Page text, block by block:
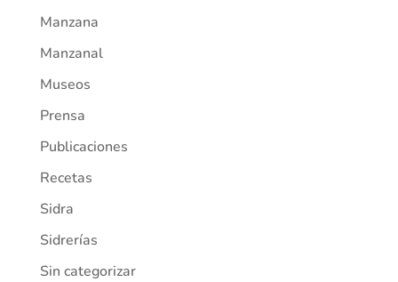
Manzana
Manzanal
Museos
Prensa
Publicaciones
Recetas
Sidra
Sidrerías
Sin categorizar